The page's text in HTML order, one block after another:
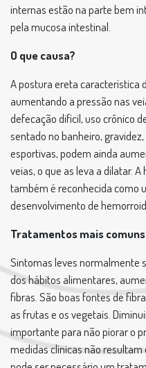
internas estão na parte bem
pela mucosa intestinal.
O que causa?
A postura ereta característica
aumentando a pressão nas
defecação difícil, uso crônico
sentado no banheiro,
esportivas, podem ainda
veias, o que as leva a dilatar.
também é reconhecida como
desenvolvimento de
Tratamentos mais comuns
Sintomas leves normalmente
dos hábitos alimentares,
fibras. São boas fontes de
as frutas e os vegetais.
importante para não piorar o
medidas clínicas não